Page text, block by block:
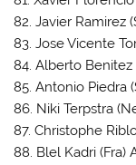
82. Javier Ramirez
83. Jose Vicente
84. Alberto
85. Antonio Piedra
86. Niki Terpstra
87. Christophe
88. Blel Kadri (Fra)